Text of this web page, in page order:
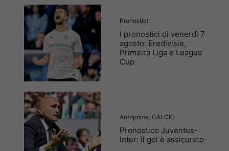
Pronostici
I pronostici di venerdì 7
agosto: Eredivisie,
Primeira Liga e League
Cup
Anteprime, CALCIO
Pronostico Juventus-
Inter: il gol è assicurato